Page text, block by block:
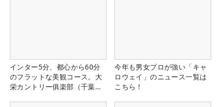
インター5分、都心から60分
のフラットな美観コース。大
栄カントリー俱楽部（千葉
今年も男女プロが強い「キャ
ロウェイ」のニュース一覧は
こちら！